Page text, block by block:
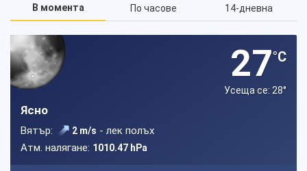
В момента По часове 14-дневна
27°C
Усеща се: 28°
Ясно
Вятър: 2 m/s - лек полъх
Атм. налягане: 1010.47 hPa